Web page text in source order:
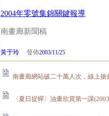
2004年零號集錦關鍵報導
南畫廊新聞稿
黃于玲 發佈2003/11/25
南畫廊網站破二十萬人次，線上搶
〈夏日捉蟬〉油畫欣賞第一課